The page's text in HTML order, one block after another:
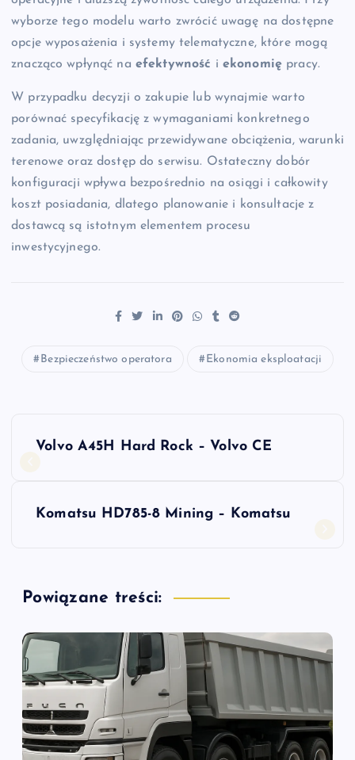
wyborze tego modelu warto zwrócić uwagę na dostępne
opcje wyposażenia i systemy telematyczne, które mogą
znacząco wpłynąć na efektywność i ekonomię pracy.
W przypadku decyzji o zakupie lub wynajmie warto
porównać specyfikację z wymaganiami konkretnego
zadania, uwzględniając przewidywane obciążenia, warunki
terenowe oraz dostęp do serwisu. Ostateczny dobór
konfiguracji wpływa bezpośrednio na osiągi i całkowity
koszt posiadania, dlatego planowanie i konsultacje z
dostawcą są istotnym elementem procesu
inwestycyjnego.
Bezpieczeństwo operatora Ekonomia eksploatacji
N
g
a
c
a
Volvo A45H Hard Rock – Volvo CE
Komatsu HD785-8 Mining – Komatsu
Powiązane treści: